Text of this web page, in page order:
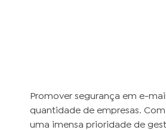
Promover segurança em e-
quantidade de empresas.
uma imensa prioridade de